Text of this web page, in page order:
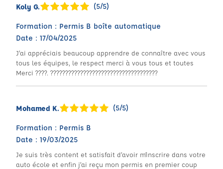
Koly G. (5/5)
Formation : Permis B boîte automatique
Date : 17/04/2025
J’ai appréciais beaucoup apprendre de connaître avec vous
tous les équipes, le respect merci à vous tous et toutes
Merci ????. ????????????????????????????????????
Mohamed K. (5/5)
Formation : Permis B
Date : 19/03/2025
Je suis très content et satisfait d’avoir m’inscrire dans votre
auto école et enfin j’ai reçu mon permis en premier coup